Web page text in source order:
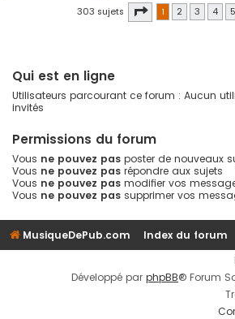
303 sujets Page 1sur8
1 2 3 4 5
Qui est en ligne
Utilisateurs parcourant ce forum : Aucun
invités
Permissions du forum
Vous ne pouvez pas poster de nouveaux
Vous ne pouvez pas répondre aux sujets
Vous ne pouvez pas modifier vos
Vous ne pouvez pas supprimer vos
MusiqueDePub.com
Index du forum
Développé par phpBB® Forum